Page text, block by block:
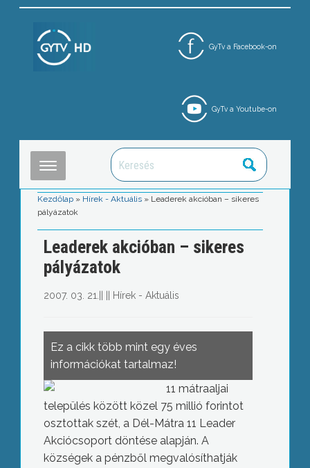
GyTv a Facebook-on
GyTv a Youtube-on
Kezdőlap » Hírek - Aktuális » Leaderek akcióban – sikeres
pályázatok
Leaderek akcióban – sikeres
pályázatok
2007. 03. 21. Hírek - Aktuális
Ez a cikk több mint egy éves
információkat tartalmaz!
11 mátraaljai
település között közel 75 millió forintot
osztottak szét, a Dél-Mátra 11 Leader
Akciócsoport döntése alapján. A
községek a pénzből megvalósíthatják